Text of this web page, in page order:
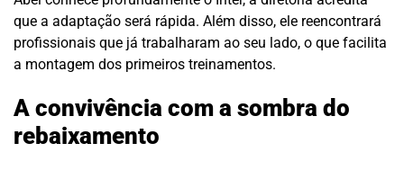
que a adaptação será rápida. Além disso, ele reencontrará
profissionais que já trabalharam ao seu lado, o que facilita
a montagem dos primeiros treinamentos.
A convivência com a sombra do
rebaixamento